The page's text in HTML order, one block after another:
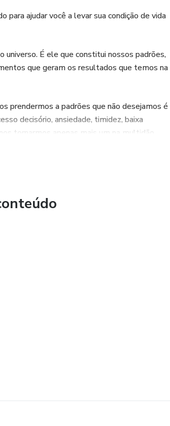
ajudar você a levar sua condição de vida
universo. É ele que constitui nossos padrões,
que geram os resultados que temos na
prendermos a padrões que não desejamos é
decisório, ansiedade, timidez, baixa
tornarmos apenas mais um na multidão.